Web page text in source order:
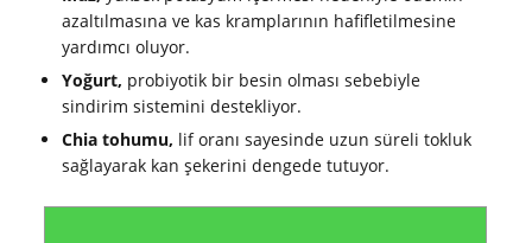
azaltılmasına ve kas kramplarının hafifletilmesine
yardımcı oluyor.
Yoğurt, probiyotik bir besin olması sebebiyle
sindirim sistemini destekliyor.
Chia tohumu, lif oranı sayesinde uzun süreli tokluk
sağlayarak kan şekerini dengede tutuyor.